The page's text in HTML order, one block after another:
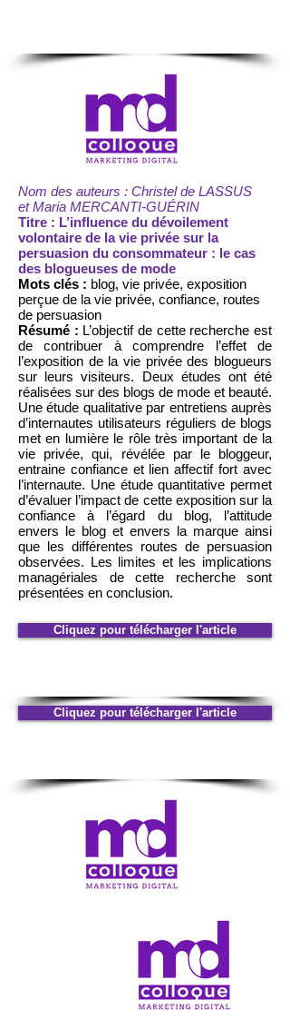
Nom des auteurs : Christel de LASSUS
et Maria MERCANTI-GUÉRIN
Titre : L’influence du dévoilement
volontaire de la vie privée sur la
persuasion du consommateur : le cas
des blogueuses de mode
Mots clés : blog, vie privée, exposition
perçue de la vie privée, confiance, routes
de persuasion
Résumé : L’objectif de cette recherche est
de contribuer à comprendre l’effet de
l’exposition de la vie privée des blogueurs
sur leurs visiteurs. Deux études ont été
réalisées sur des blogs de mode et beauté.
Une étude qualitative par entretiens auprès
d’internautes utilisateurs réguliers de blogs
met en lumière le rôle très important de la
vie privée, qui, révélée par le bloggeur,
entraine confiance et lien affectif fort avec
l’internaute. Une étude quantitative permet
d’évaluer l’impact de cette exposition sur la
confiance à l’égard du blog, l’attitude
envers le blog et envers la marque ainsi
que les différentes routes de persuasion
observées. Les limites et les implications
managériales de cette recherche sont
présentées en conclusion.
Cliquez pour télécharger l'article
Cliquez pour télécharger l'article